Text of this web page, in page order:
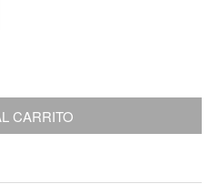
CARRITO